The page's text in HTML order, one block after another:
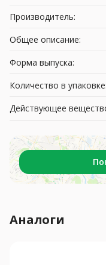
Производитель:
Общее описание:
Форма выпуска:
Количество в упаковке:
Действующее
Аналоги